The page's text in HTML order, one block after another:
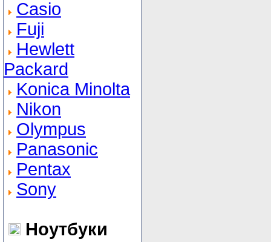
Casio
Fuji
Hewlett
Packard
Konica Minolta
Nikon
Olympus
Panasonic
Pentax
Sony
Ноутбуки